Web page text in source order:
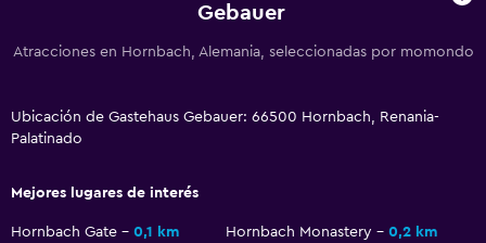
Caja fuerte
Gebauer
Atracciones en Hornbach, Alemania, seleccionadas por momondo
Ubicación de Gastehaus Gebauer: 66500 Hornbach, Renania-
Palatinado
Mejores lugares de interés
Hornbach Gate 0,1 km Hornbach Monastery
0,2 km